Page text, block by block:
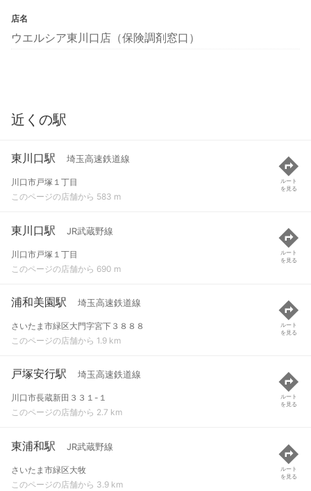
店名
ウエルシア東川口店（保険調剤窓口）
近くの駅
東川口駅 埼玉高速鉄道線
川口市戸塚１丁目
このページの店舗から 583 m
ルート
を見る
東川口駅 JR武蔵野線
川口市戸塚１丁目
このページの店舗から 690 m
ルート
を見る
浦和美園駅 埼玉高速鉄道線
さいたま市緑区大門字宮下３８８８
このページの店舗から 1.9 km
ルート
を見る
戸塚安行駅 埼玉高速鉄道線
川口市長蔵新田３３１-１
このページの店舗から 2.7 km
ルート
を見る
東浦和駅 JR武蔵野線
さいたま市緑区大牧
このページの店舗から 3.9 km
ルート
を見る